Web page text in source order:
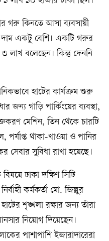
গরু কিনতে আসা ব্যবসায়ী
একটু বেশি। একটি গরুর
লাখ বলেছেন। কিন্তু দেননি
হাটের কার্যক্রম শুরু
জন্য গাড়ি পার্কিংয়ের ব্যবস্থা,
মেশিন, তিন থেকে চারটি
পর্যাপ্ত থাকা-খাওয়া ও পানির
সেবার সুবিধা রাখা হয়েছে।
ঢাকা দক্ষিণ সিটি
কর্মকর্তা মো. জিল্লুর
শৃঙ্খলা রক্ষার জন্য তাঁরা
নিয়োগ দিয়েছেন।
পাশাপাশি ইজারাদারেরা